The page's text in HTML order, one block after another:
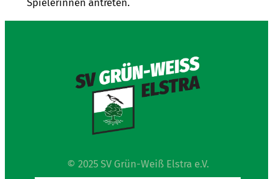
© 2025 SV Grün-Weiß Elstra e.V.